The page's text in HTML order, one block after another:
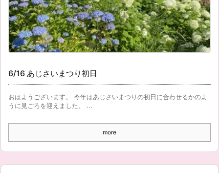
6/16 あじさいまつり初日
おはようございます。 今年はあじさいまつりの初日に合わせるかのよ
うに見ごろを迎えました。 ...
more